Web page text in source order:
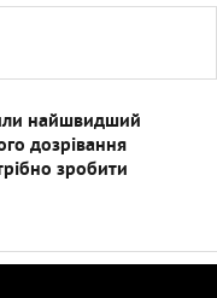
найшвидший
дозрівання
зробити